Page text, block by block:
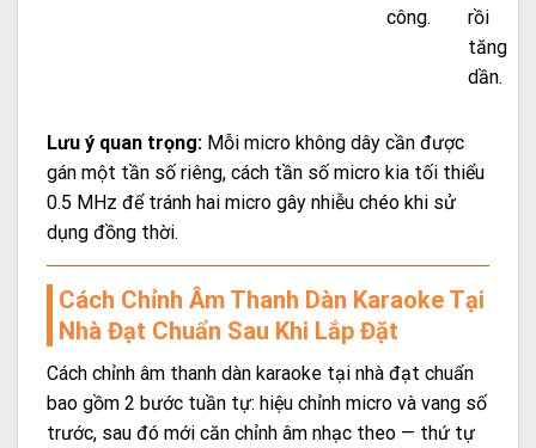
công.
rồi
tăng
dần.
Lưu ý quan trọng: Mỗi micro không dây cần được
gán một tần số riêng, cách tần số micro kia tối thiểu
0.5 MHz để tránh hai micro gây nhiễu chéo khi sử
dụng đồng thời.
Cách Chỉnh Âm Thanh Dàn Karaoke Tại
Nhà Đạt Chuẩn Sau Khi Lắp Đặt
Cách chỉnh âm thanh dàn karaoke tại nhà đạt chuẩn
bao gồm 2 bước tuần tự: hiệu chỉnh micro và vang số
trước, sau đó mới căn chỉnh âm nhạc theo — thứ tự